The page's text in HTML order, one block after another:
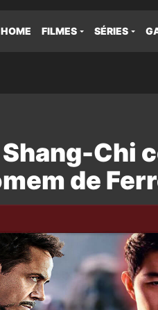
HOME FILMES SÉRIES
Chi
de